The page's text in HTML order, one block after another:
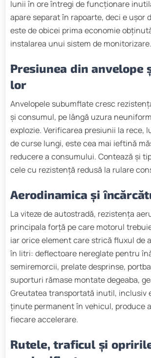
lunii în ore întregi de funcționare
apare separat în rapoarte, deci e ușor
este de obicei prima economie
instalarea unui sistem de monitorizare.
Presiunea din anvelope
lor
Anvelopele subumflate cresc
și consumul, pe lângă uzura
explozie. Verificarea presiunii la rece,
de curse lungi, este cea mai ieftină
reducere a consumului. Contează și
cele cu rezistență redusă la rulare
Aerodinamica și
La viteze de autostradă, rezistența
principala forță pe care motorul
iar orice element care strică fluxul de
în litri: deflectoare nereglate pentru
semiremorcii, prelate desprinse,
suporturi rămase montate degeaba,
Greutatea transportată inutil, inclusiv
ținute permanent în vehicul, produce
fiecare accelerare.
Rutele, traficul și